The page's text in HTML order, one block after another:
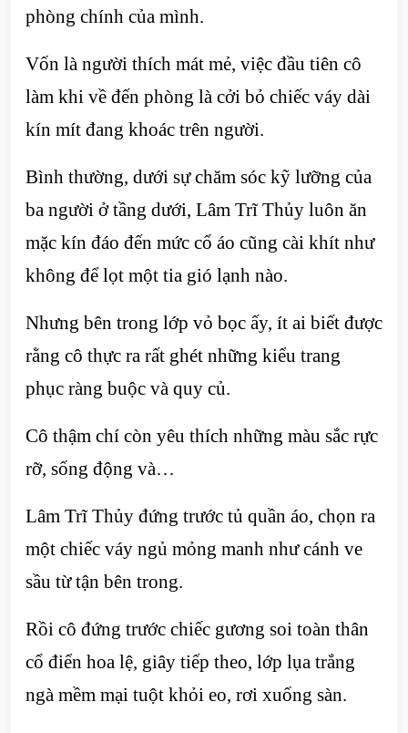
phòng chính của mình.
Vốn là người thích mát mẻ, việc đầu tiên cô
làm khi về đến phòng là cởi bỏ chiếc váy dài
kín mít đang khoác trên người.
Bình thường, dưới sự chăm sóc kỹ lưỡng của
ba người ở tầng dưới, Lâm Trĩ Thủy luôn ăn
mặc kín đáo đến mức cổ áo cũng cài khít như
không để lọt một tia gió lạnh nào.
Nhưng bên trong lớp vỏ bọc ấy, ít ai biết được
rằng cô thực ra rất ghét những kiểu trang
phục ràng buộc và quy củ.
Cô thậm chí còn yêu thích những màu sắc rực
rỡ, sống động và…
Lâm Trĩ Thủy đứng trước tủ quần áo, chọn ra
một chiếc váy ngủ mỏng manh như cánh ve
sầu từ tận bên trong.
Rồi cô đứng trước chiếc gương soi toàn thân
cổ điển hoa lệ, giây tiếp theo, lớp lụa trắng
ngà mềm mại tuột khỏi eo, rơi xuống sàn.